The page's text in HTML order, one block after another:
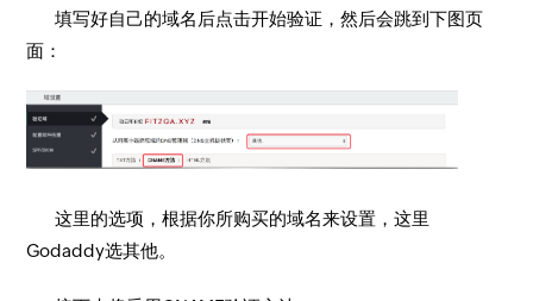
填写好自己的域名后点击开始验证，然后会跳到下图页
面：
这里的选项，根据你所购买的域名来设置，这里
Godaddy选其他。